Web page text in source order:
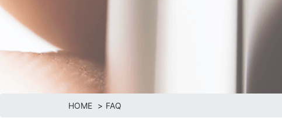
HOME FAQ